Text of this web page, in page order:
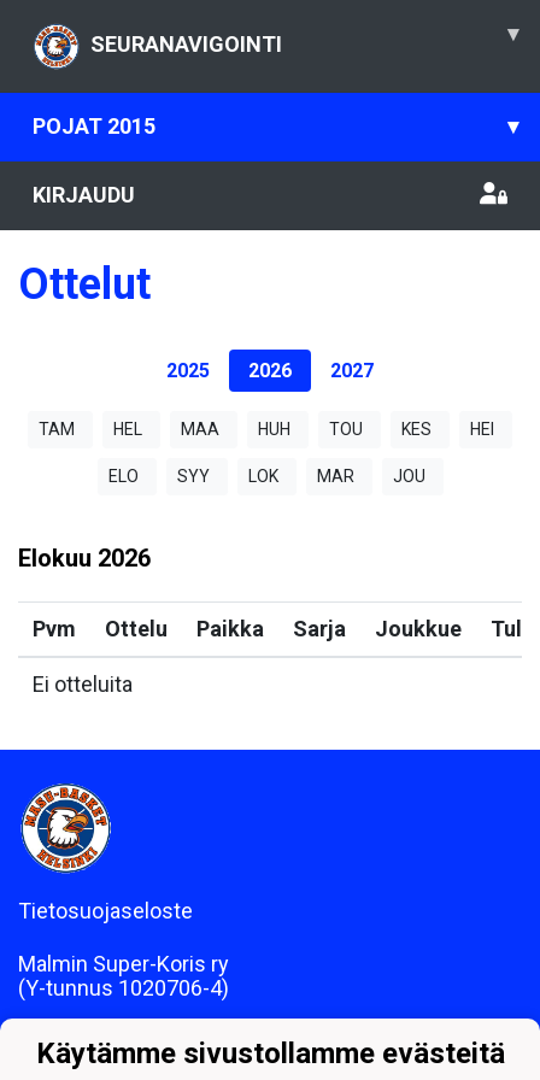
SEURANAVIGOINTI ▾
POJAT 2015 ▾
KIRJAUDU
Ottelut
2025 2026 2027
TAM HEL MAA HUH TOU KES HEI
ELO SYY LOK MAR JOU
Elokuu 2026
Pvm Ottelu Paikka Sarja Joukkue
Ei otteluita
Tietosuojaseloste
Malmin Super-Koris ry
(Y-tunnus 1020706-4)
Laskutusosoite: Lallintie 4, 00700 HELSINKI
Käytämme sivustollamme evästeitä